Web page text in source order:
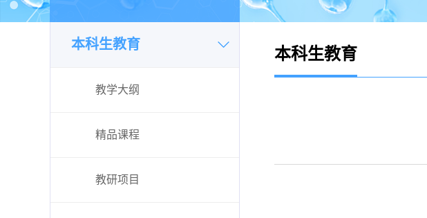
本科生教育
教学大纲
精品课程
教研项目
本科生教育